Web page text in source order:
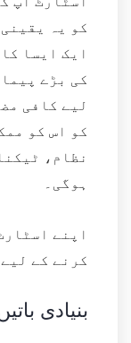
کو یہ
ایک ایسا
کی بڑے
لیے کافی
کو اس کو
نظام،
ہوگی۔
کرنے کے
بنیادی